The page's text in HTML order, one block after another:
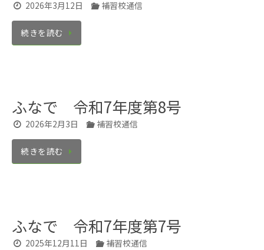
2026年3月12日 補習校通信
続きを読む
ふなで 令和7年度第8号
2026年2月3日 補習校通信
続きを読む
ふなで 令和7年度第7号
2025年12月11日 補習校通信